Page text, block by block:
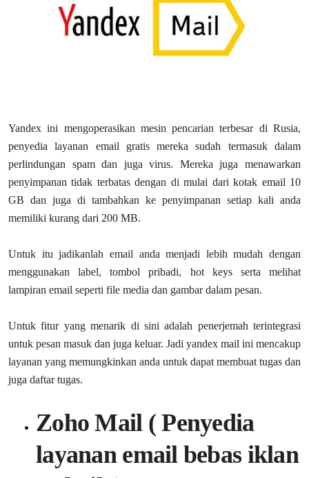
Yandex ini mengoperasikan mesin pencarian terbesar di Rusia,
penyedia layanan email gratis mereka sudah termasuk dalam
perlindungan spam dan juga virus. Mereka juga menawarkan
penyimpanan tidak terbatas dengan di mulai dari kotak email 10
GB dan juga di tambahkan ke penyimpanan setiap kali anda
memiliki kurang dari 200 MB.
Untuk itu jadikanlah email anda menjadi lebih mudah dengan
menggunakan label, tombol pribadi, hot keys serta melihat
lampiran email seperti file media dan gambar dalam pesan.
Untuk fitur yang menarik di sini adalah penerjemah terintegrasi
untuk pesan masuk dan juga keluar. Jadi yandex mail ini mencakup
layanan yang memungkinkan anda untuk dapat membuat tugas dan
juga daftar tugas.
Zoho Mail ( Penyedia
layanan email bebas iklan